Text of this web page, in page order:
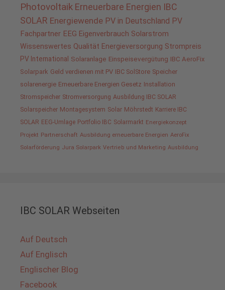
Photovoltaik Erneuerbare Energien IBC
SOLAR Energiewende PV in Deutschland PV
Fachpartner EEG Eigenverbrauch Solarstrom
Wissenswertes Qualität Energieversorgung Strompreis
PV International Solaranlage Einspeisevergütung IBC AeroFix
Solarpark Geld verdienen mit PV IBC SolStore Speicher
solarenergie Erneuerbare Energien Gesetz Installation
Stromspeicher Stromversorgung Ausbildung IBC SOLAR
Solarspeicher Montagesystem Solar Möhrstedt Karriere IBC
SOLAR EEG-Umlage Portfolio IBC Solarmarkt Energiekonzept
Projekt Partnerschaft Ausbildung erneuerbare Energien AeroFix
Solarförderung Jura Solarpark Vertrieb und Marketing Ausbildung
IBC SOLAR Webseiten
Auf Deutsch
Auf Englisch
Englischer Blog
Facebook